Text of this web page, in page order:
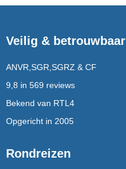
Veilig & betrouwbaar
ANVR,SGR,SGRZ & CF
9,8 in 569 reviews
Bekend van RTL4
Opgericht in 2005
Rondreizen